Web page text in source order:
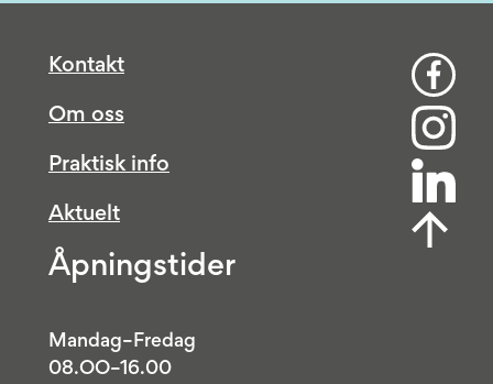
Kontakt
Om oss
Praktisk info
Aktuelt
Åpningstider
Mandag–Fredag
08.OO–16.00